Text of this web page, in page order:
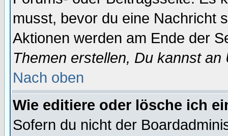
musst, bevor du eine Nachricht
Aktionen werden am Ende der
Themen erstellen, Du kannst
Nach oben
Wie editiere oder lösche ich
Sofern du nicht der